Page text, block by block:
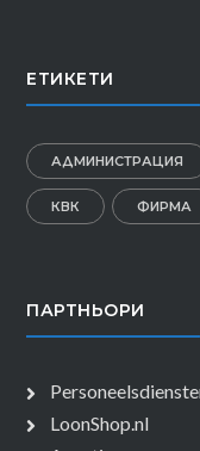
ЕТИКЕТИ
АДМИНИСТРАЦИЯ
КВК ФИРМА
ПАРТНЬОРИ
LoonShop.nl